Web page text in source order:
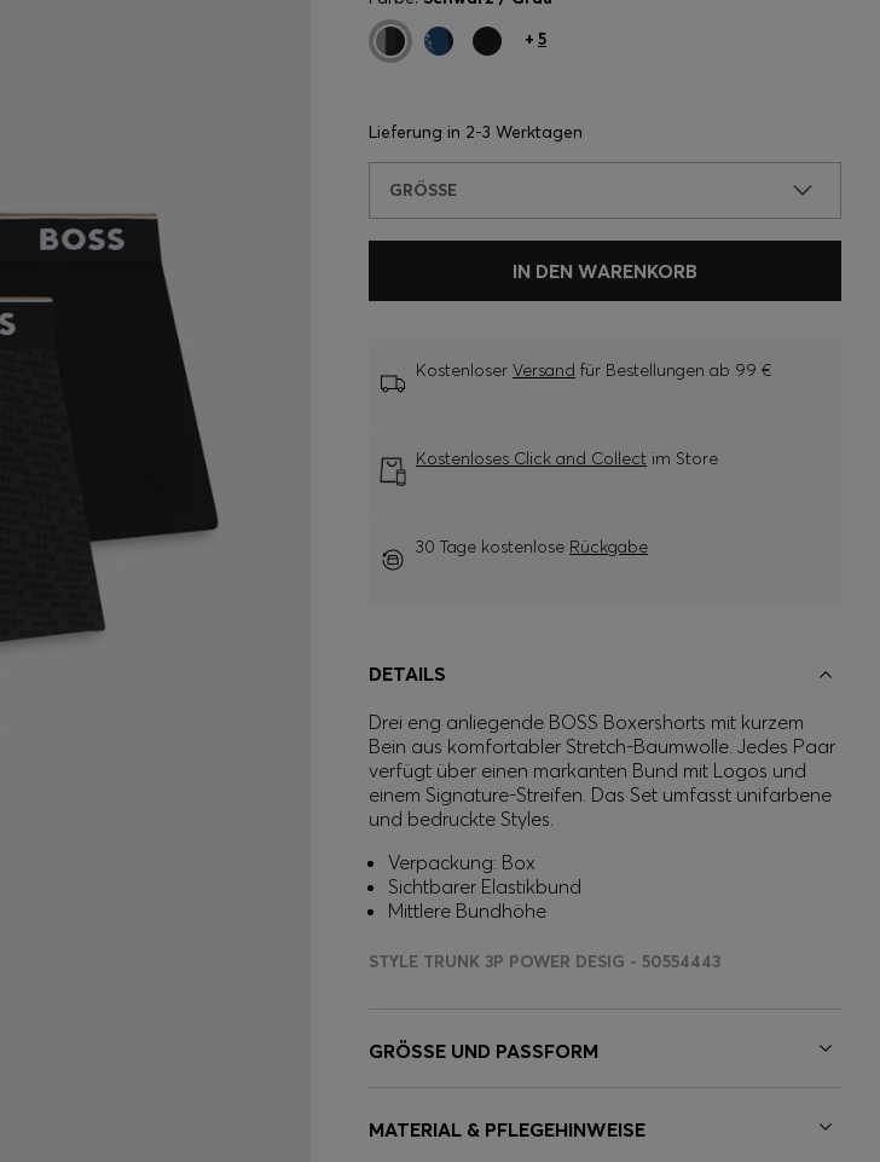
+ 5
Lieferung in 2-3 Werktagen
GRÖSSE
IN DEN WARENKORB
KostenloserVersand für Bestellungen ab 99 €
Kostenloses Click and Collect im Store
30 Tage kostenlose Rückgabe
DETAILS
Drei eng anliegende BOSS Boxershorts mit kurzem
Bein aus komfortabler Stretch-Baumwolle. Jedes Paar
verfügt über einen markanten Bund mit Logos und
einem Signature-Streifen. Das Set umfasst unifarbene
und bedruckte Styles.
Verpackung: Box
Sichtbarer Elastikbund
Mittlere Bundhöhe
STYLE TRUNK 3P POWER DESIG - 50554443
GRÖSSE UND PASSFORM
MATERIAL & PFLEGEHINWEISE